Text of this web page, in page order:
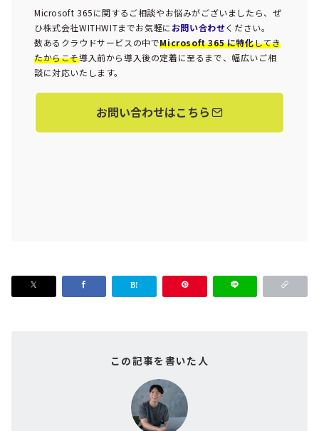
Microsoft 365に関するご相談やお悩みがございましたら、ぜ
ひ株式会社WITHWITまでお気軽に お問い合わせください。
数あるクラウドサービスの中でMicrosoft 365 に特化してき
たからこそ導入前から導入後の定着に至るまで、幅広いご相
談に対応いたします。
お問い合わせはこちら
この記事を書いた人